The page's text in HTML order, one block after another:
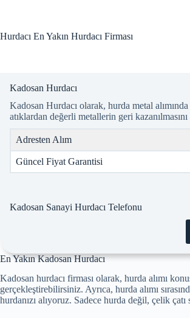
Hurdacı En Yakın Hurdacı Firması
Kadosan Hurdacı
Kadosan Hurdacı olarak, hurda metal
atıklardan değerli metallerin geri kazanılmasını
Adresten Alım
Güncel Fiyat Garantisi
Kadosan Sanayi Hurdacı Telefonu
En Yakın Kadosan Hurdacı
Kadosan hurdacı firması olarak, hurda alımı
gerçekleştirebilirsiniz. Ayrıca, hurda alımı
hurdanızı alıyoruz. Sadece hurda değil, çelik